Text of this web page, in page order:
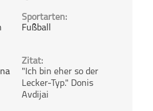
Sportarten:
Fußball
Zitat:
"Ich bin eher so der
Lecker-Typ." Donis
Avdijai